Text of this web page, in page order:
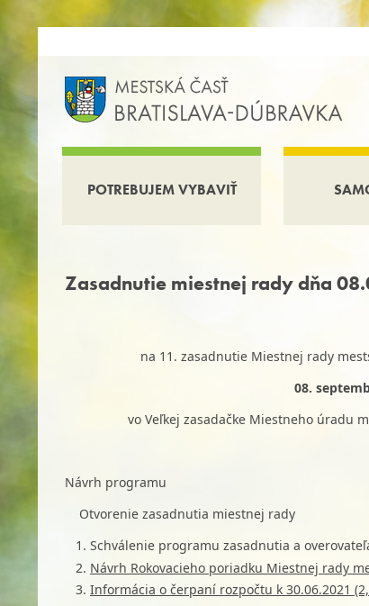
POTREBUJEM VYBAVIŤ
Zasadnutie miestnej rady dňa
na 11. zasadnutie Miestnej rady
08.
vo Veľkej zasadačke Miestneho úradu
Návrh programu
Otvorenie zasadnutia miestnej rady
Schválenie programu zasadnutia a
Návrh Rokovacieho poriadku Miestnej rady
Informácia o čerpaní rozpočtu k 30.06.2021